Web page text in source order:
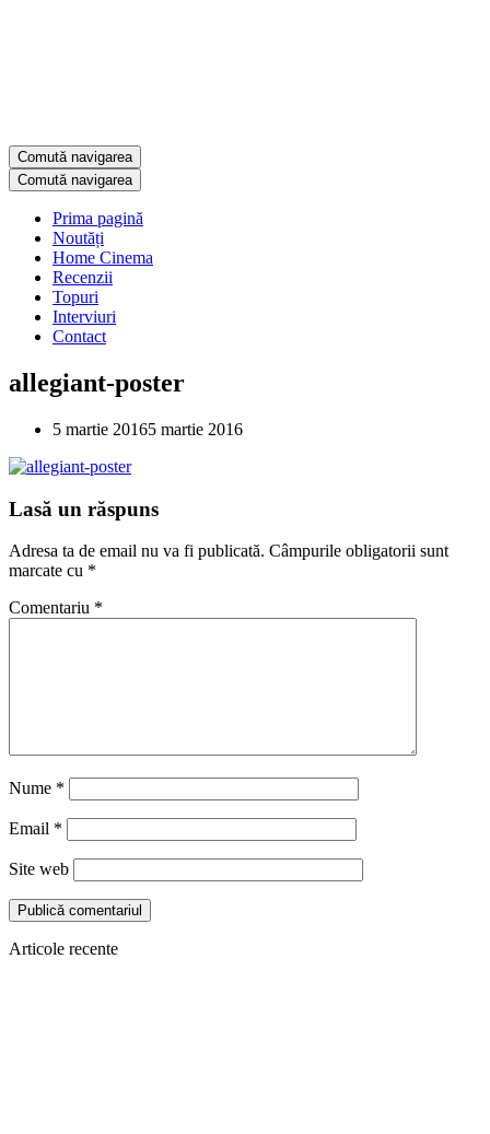
Comută navigarea
Comută navigarea
Prima pagină
Noutăți
Home Cinema
Recenzii
Topuri
Interviuri
Contact
allegiant-poster
5 martie 20165 martie 2016
Lasă un răspuns
Adresa ta de email nu va fi publicată. Câmpurile obligatorii sunt
marcate cu *
Comentariu *
Nume *
Email *
Site web
Articole recente